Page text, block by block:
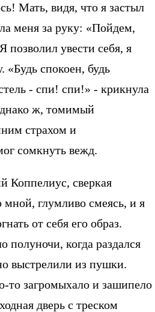
Мать, видя, что я застыл
меня за руку: «Пойдем,
позволил увести себя, я
«Будь спокоен, будь
- спи! спи!» - крикнула
ж, томимый
страхом и
сомкнуть вежд.
Коппелиус, сверкая
мной, глумливо смеясь, и я
от себя его образ.
полуночи, когда раздался
выстрелили из пушки.
то загромыхало и зашипело
дверь с треском